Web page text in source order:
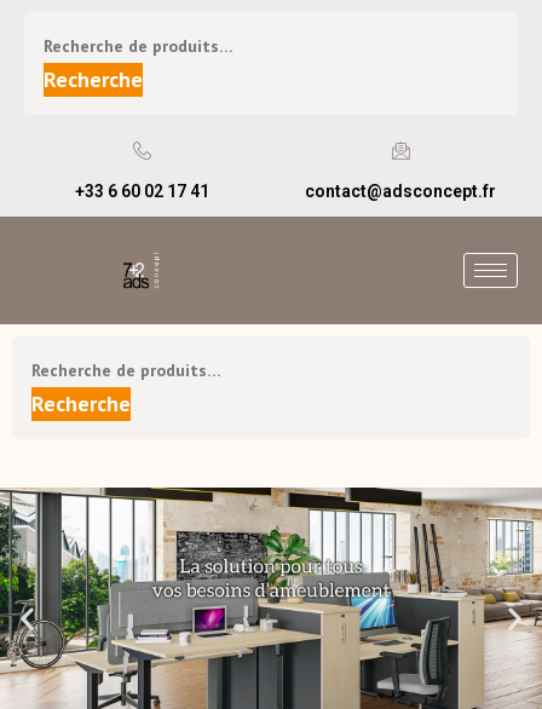
Recherche
+33 6 60 02 17 41 contact@adsconcept.fr
Recherche